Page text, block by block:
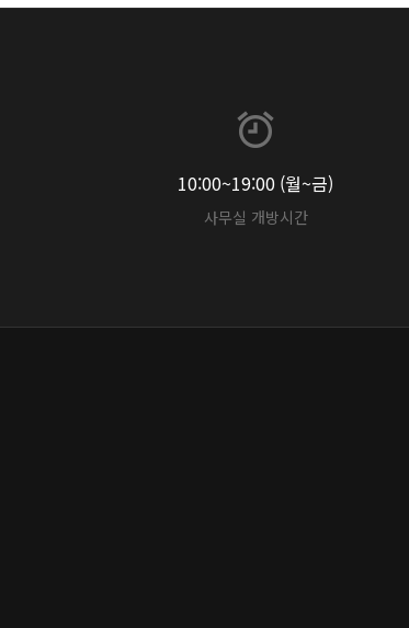
10:00~19:00 (월~금)
사무실 개방시간